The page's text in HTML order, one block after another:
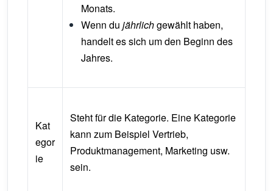
Monats.
Wenn du jährlichgewählt haben,
handelt es sich um den Beginn des
Jahres.
Kat
egor
ie
Steht für die Kategorie. Eine Kategorie
kann zum Beispiel Vertrieb,
Produktmanagement, Marketing usw.
sein.